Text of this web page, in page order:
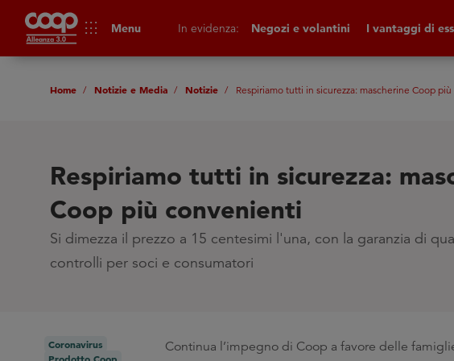
apps Menu In evidenza: Negozi e volantini I vantaggi di
Home Notizie e Media Notizie Respiriamo tutti in sicurezza: mascherine Coop
Respiriamo tutti in sicurezza:
Coop più convenienti
Si dimezza il prezzo a 15 centesimi l'una, con la garanzia di
controlli per soci e consumatori
Coronavirus
Continua l’impegno di Coop a favore delle